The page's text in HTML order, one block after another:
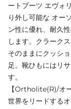
ートブーツ エヴォ
り外し可能な オー
ン性に優れ、耐久
します。クラーク
そのままにクッシ
足。靴ひもにはリ
す。
【Ortholite(R)/オ
世界をリードする